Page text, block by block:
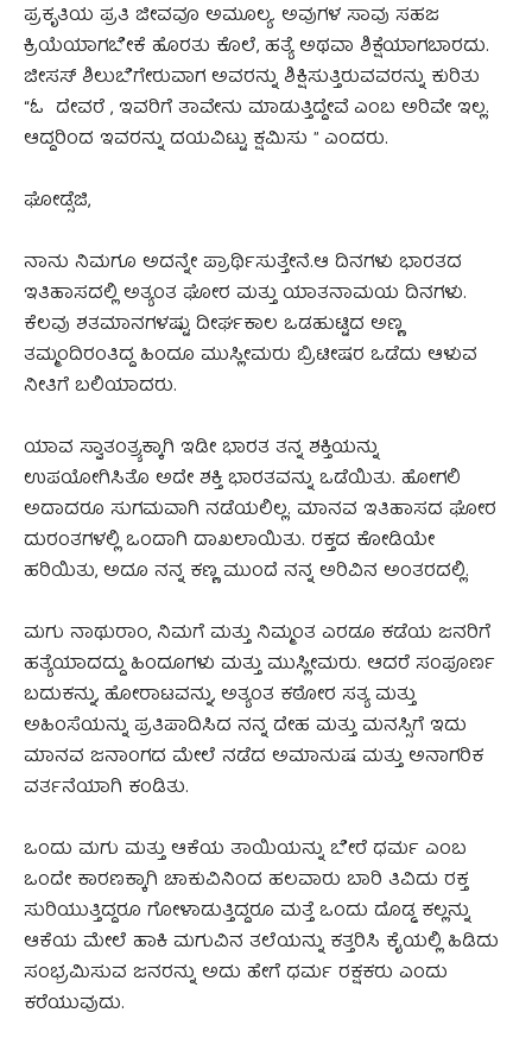
ಪ್ರಕೃತಿಯ ಪ್ರತಿ ಜೀವವೂ ಅಮೂಲ್ಯ. ಅವುಗಳ ಸಾವು ಸಹಜ
ಕ್ರಿಯೆಯಾಗಬೇಕೆ ಹೊರತು ಕೊಲೆ, ಹತ್ಯೆ ಅಥವಾ ಶಿಕ್ಷೆಯಾಗಬಾರದು.
ಜೀಸಸ್ ಶಿಲುಬೆಗೇರುವಾಗ ಅವರನ್ನು ಶಿಕ್ಷಿಸುತ್ತಿರುವವರನ್ನು ಕುರಿತು
“ಓ ದೇವರೆ , ಇವರಿಗೆ ತಾವೇನು ಮಾಡುತ್ತಿದ್ದೇವೆ ಎಂಬ ಅರಿವೇ ಇಲ್ಲ.
ಆದ್ದರಿಂದ ಇವರನ್ನು ದಯವಿಟ್ಟು ಕ್ಷಮಿಸು ” ಎಂದರು.
ಘೋಡ್ಸೆಜಿ,
ನಾನು ನಿಮಗೂ ಅದನ್ನೇ ಪ್ರಾರ್ಥಿಸುತ್ತೇನೆ.ಆ ದಿನಗಳು ಭಾರತದ
ಇತಿಹಾಸದಲ್ಲಿ ಅತ್ಯಂತ ಘೋರ ಮತ್ತು ಯಾತನಾಮಯ ದಿನಗಳು.
ಕೆಲವು ಶತಮಾನಗಳಷ್ಟು ದೀರ್ಘಕಾಲ ಒಡಹುಟ್ಟಿದ ಅಣ್ಣ
ತಮ್ಮಂದಿರಂತಿದ್ದ ಹಿಂದೂ ಮುಸ್ಲೀಮರು ಬ್ರಿಟೀಷರ ಒಡೆದು ಆಳುವ
ನೀತಿಗೆ ಬಲಿಯಾದರು.
ಯಾವ ಸ್ವಾತಂತ್ರ್ಯಕ್ಕಾಗಿ ಇಡೀ ಭಾರತ ತನ್ನ ಶಕ್ತಿಯನ್ನು
ಉಪಯೋಗಿಸಿತೊ ಅದೇ ಶಕ್ತಿ ಭಾರತವನ್ನು ಒಡೆಯಿತು. ಹೋಗಲಿ
ಅದಾದರೂ ಸುಗಮವಾಗಿ ನಡೆಯಲಿಲ್ಲ. ಮಾನವ ಇತಿಹಾಸದ ಘೋರ
ದುರಂತಗಳಲ್ಲಿ ಒಂದಾಗಿ ದಾಖಲಾಯಿತು. ರಕ್ತದ ಕೋಡಿಯೇ
ಹರಿಯಿತು, ಅದೂ ನನ್ನ ಕಣ್ಣ ಮುಂದೆ ನನ್ನ ಅರಿವಿನ ಅಂತರದಲ್ಲಿ.
ಮಗು ನಾಥುರಾಂ, ನಿಮಗೆ ಮತ್ತು ನಿಮ್ಮಂತ ಎರಡೂ ಕಡೆಯ ಜನರಿಗೆ
ಹತ್ಯೆಯಾದದ್ದು ಹಿಂದೂಗಳು ಮತ್ತು ಮುಸ್ಲೀಮರು. ಆದರೆ ಸಂಪೂರ್ಣ
ಬದುಕನ್ನು, ಹೋರಾಟವನ್ನು, ಅತ್ಯಂತ ಕಠೋರ ಸತ್ಯ ಮತ್ತು
ಅಹಿಂಸೆಯನ್ನು ಪ್ರತಿಪಾದಿಸಿದ ನನ್ನ ದೇಹ ಮತ್ತು ಮನಸ್ಸಿಗೆ ಇದು
ಮಾನವ ಜನಾಂಗದ ಮೇಲೆ ನಡೆದ ಅಮಾನುಷ ಮತ್ತು ಅನಾಗರಿಕ
ವರ್ತನೆಯಾಗಿ ಕಂಡಿತು.
ಒಂದು ಮಗು ಮತ್ತು ಆಕೆಯ ತಾಯಿಯನ್ನು ಬೇರೆ ಧರ್ಮ ಎಂಬ
ಒಂದೇ ಕಾರಣಕ್ಕಾಗಿ ಚಾಕುವಿನಿಂದ ಹಲವಾರು ಬಾರಿ ತಿವಿದು ರಕ್ತ
ಸುರಿಯುತ್ತಿದ್ದರೂ ಗೋಳಾಡುತ್ತಿದ್ದರೂ ಮತ್ತೆ ಒಂದು ದೊಡ್ಡ ಕಲ್ಲನ್ನು
ಆಕೆಯ ಮೇಲೆ ಹಾಕಿ ಮಗುವಿನ ತಲೆಯನ್ನು ಕತ್ತರಿಸಿ ಕೈಯಲ್ಲಿ ಹಿಡಿದು
ಸಂಭ್ರಮಿಸುವ ಜನರನ್ನು ಅದು ಹೇಗೆ ಧರ್ಮ ರಕ್ಷಕರು ಎಂದು
ಕರೆಯುವುದು.